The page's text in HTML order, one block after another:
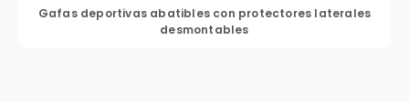
Gafas deportivas abatibles con protectores laterales
desmontables